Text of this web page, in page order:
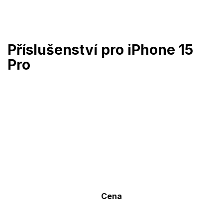
Příslušenství pro iPhone 15
Pro
Cena